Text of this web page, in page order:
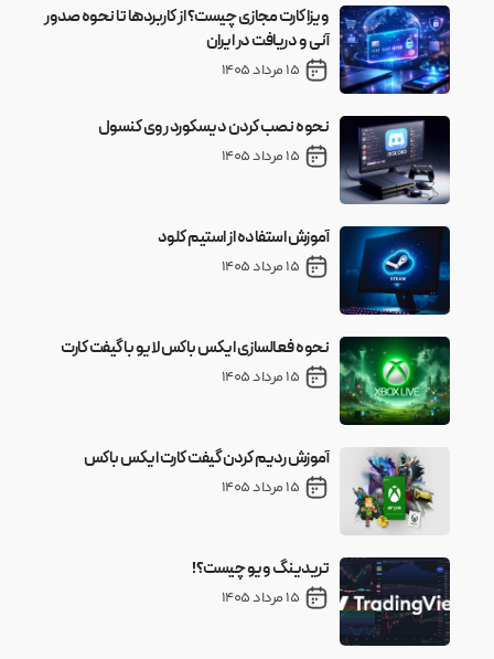
ویزا کارت مجازی چیست؟ از کاربردها تا نحوه صدور
آنی و دریافت در ایران
15 مرداد 1405
نحوه نصب کردن دیسکورد روی کنسول
15 مرداد 1405
آموزش استفاده از استیم کلود
15 مرداد 1405
نحوه فعالسازی ایکس باکس لایو با گیفت کارت
15 مرداد 1405
آموزش ردیم کردن گیفت کارت ایکس باکس
15 مرداد 1405
تریدینگ ویو چیست؟!
15 مرداد 1405